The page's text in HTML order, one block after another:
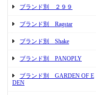
ブランド別 ２９９
ブランド別 Ragstar
ブランド別 Shake
ブランド別 PANOPLY
ブランド別 GARDEN OF E
DEN